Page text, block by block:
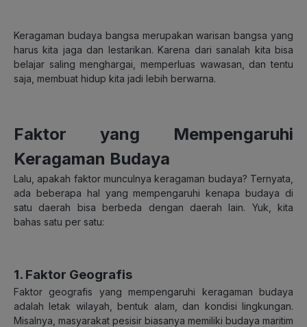
Keragaman budaya bangsa merupakan warisan bangsa yang
harus kita jaga dan lestarikan. Karena dari sanalah kita bisa
belajar saling menghargai, memperluas wawasan, dan tentu
saja, membuat hidup kita jadi lebih berwarna.
Faktor yang Mempengaruhi
Keragaman Budaya
Lalu, apakah faktor munculnya keragaman budaya? Ternyata,
ada beberapa hal yang mempengaruhi kenapa budaya di
satu daerah bisa berbeda dengan daerah lain. Yuk, kita
bahas satu per satu:
1. Faktor Geografis
Faktor geografis yang mempengaruhi keragaman budaya
adalah letak wilayah, bentuk alam, dan kondisi lingkungan.
Misalnya, masyarakat pesisir biasanya memiliki budaya maritim